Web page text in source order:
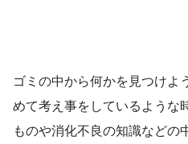
ゴミの中から何かを見つけよ
めて考え事をしているような
ものや消化不良の知識などの